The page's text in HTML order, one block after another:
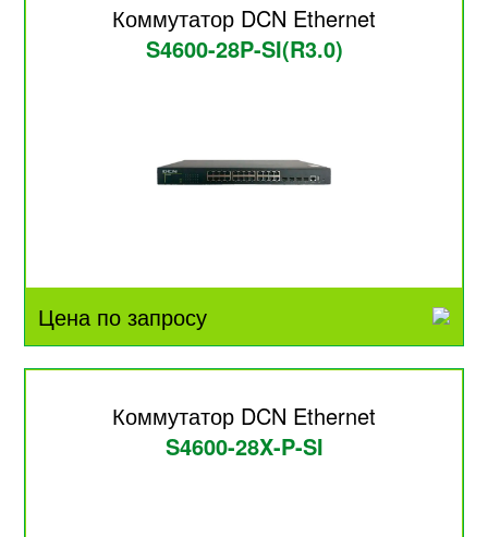
Коммутатор DCN Ethernet
S4600-28P-SI(R3.0)
Цена по запросу
Коммутатор DCN Ethernet
S4600-28X-P-SI